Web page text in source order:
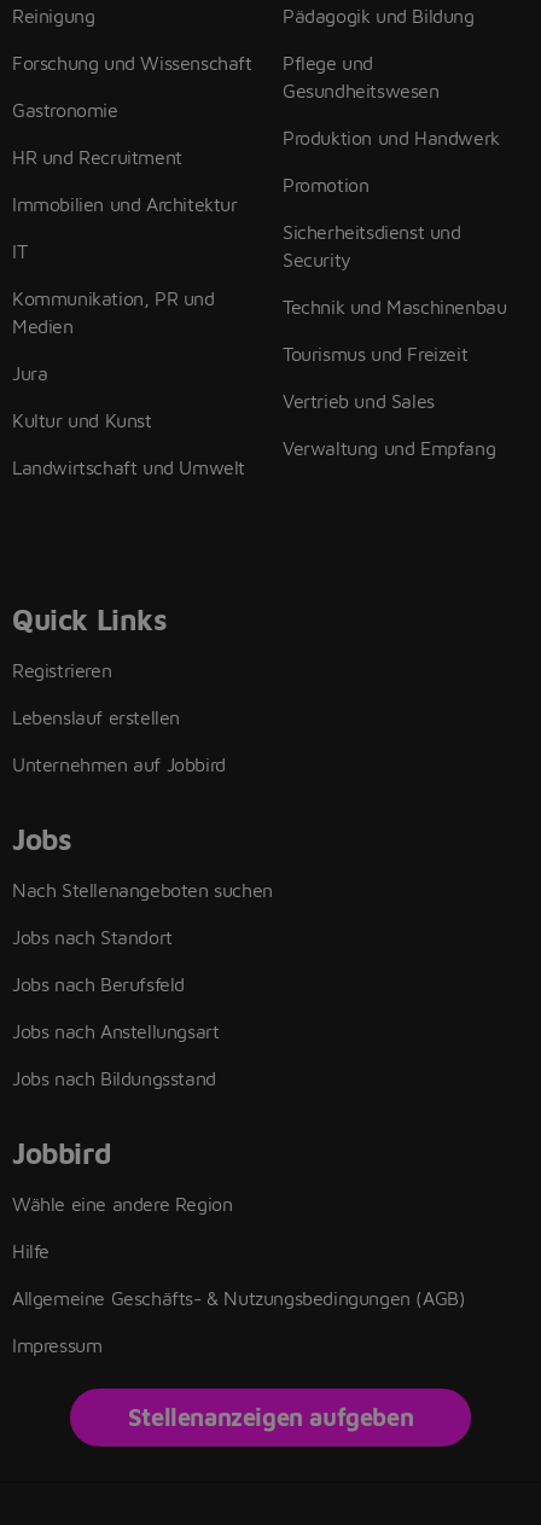
Reinigung
Forschung und Wissenschaft
Gastronomie
HR und Recruitment
Immobilien und Architektur
IT
Kommunikation, PR und
Medien
Jura
Kultur und Kunst
Landwirtschaft und Umwelt
Pädagogik und Bildung
Pflege und
Gesundheitswesen
Produktion und Handwerk
Promotion
Sicherheitsdienst und
Security
Technik und Maschinenbau
Tourismus und Freizeit
Vertrieb und Sales
Verwaltung und Empfang
Quick Links
Registrieren
Lebenslauf erstellen
Unternehmen auf Jobbird
Jobs
Nach Stellenangeboten suchen
Jobs nach Standort
Jobs nach Berufsfeld
Jobs nach Anstellungsart
Jobs nach Bildungsstand
Jobbird
Wähle eine andere Region
Hilfe
Allgemeine Geschäfts- & Nutzungsbedingungen (AGB)
Impressum
Stellenanzeigen aufgeben